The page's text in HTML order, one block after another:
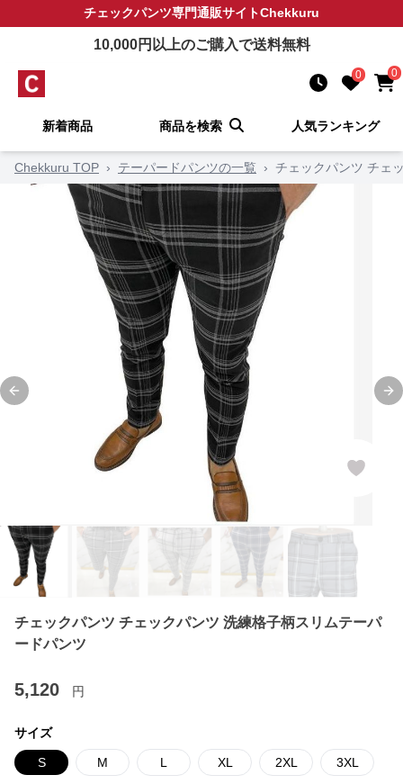
チェックパンツ専門通販サイトChekkuru
10,000円以上のご購入で送料無料
0 0
新着商品 商品を検索 人気ランキング
Chekkuru TOP › テーパードパンツの一覧 › チェックパンツ チェ
Previous slide
チェックパンツ チェックパンツ 洗練格子柄スリムテーパ
ードパンツ
5,120 円
サイズ
S M L XL 2XL 3XL